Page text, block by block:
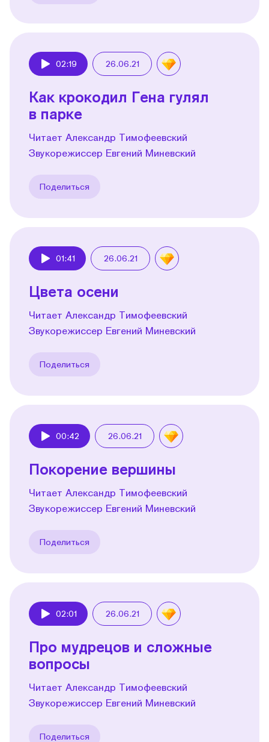
02:19 26.06.21
Как крокодил Гена гулял
в парке
Читает Александр Тимофеевский
Звукорежиссер Евгений Миневский
Поделиться
01:41 26.06.21
Цвета осени
Читает Александр Тимофеевский
Звукорежиссер Евгений Миневский
Поделиться
00:42 26.06.21
Покорение вершины
Читает Александр Тимофеевский
Звукорежиссер Евгений Миневский
Поделиться
02:01 26.06.21
Про мудрецов и сложные
вопросы
Читает Александр Тимофеевский
Звукорежиссер Евгений Миневский
Поделиться